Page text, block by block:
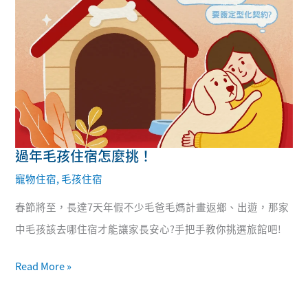
過年毛孩住宿怎麼挑！
寵物住宿,毛孩住宿
春節將至，長達7天年假不少毛爸毛媽計畫返鄉、出遊，那家
中毛孩該去哪住宿才能讓家長安心?手把手教你挑選旅館吧!
過
年
毛
孩
宿
Read More »